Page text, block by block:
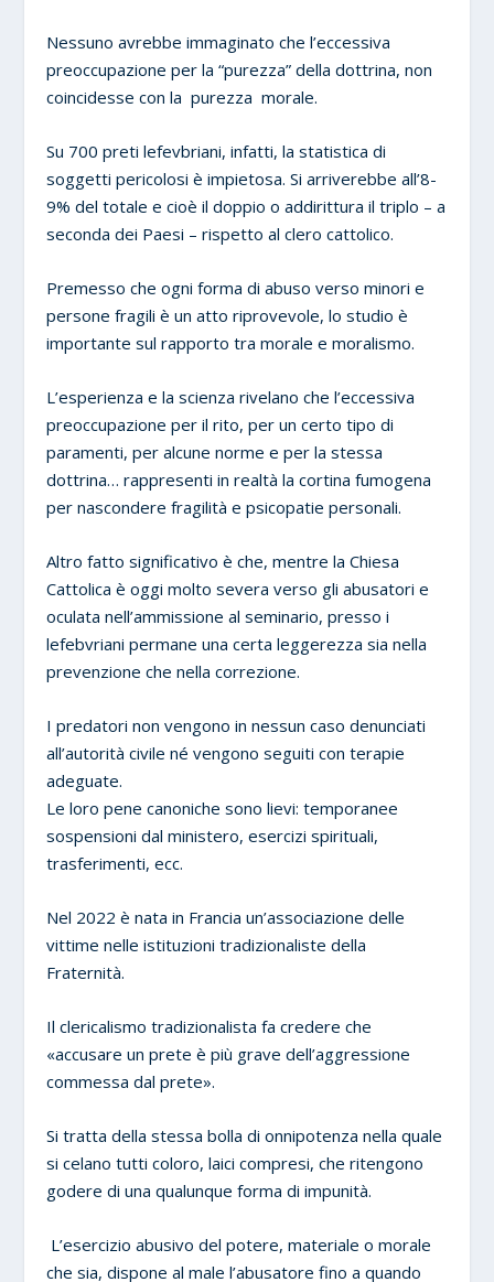
Nessuno avrebbe immaginato che l’eccessiva
preoccupazione per la “purezza” della dottrina, non
coincidesse con la purezza morale.
Su 700 preti lefevbriani, infatti, la statistica di
soggetti pericolosi è impietosa. Si arriverebbe all’8-
9% del totale e cioè il doppio o addirittura il triplo – a
seconda dei Paesi – rispetto al clero cattolico.
Premesso che ogni forma di abuso verso minori e
persone fragili è un atto riprovevole, lo studio è
importante sul rapporto tra morale e moralismo.
L’esperienza e la scienza rivelano che l’eccessiva
preoccupazione per il rito, per un certo tipo di
paramenti, per alcune norme e per la stessa
dottrina… rappresenti in realtà la cortina fumogena
per nascondere fragilità e psicopatie personali.
Altro fatto significativo è che, mentre la Chiesa
Cattolica è oggi molto severa verso gli abusatori e
oculata nell’ammissione al seminario, presso i
lefebvriani permane una certa leggerezza sia nella
prevenzione che nella correzione.
I predatori non vengono in nessun caso denunciati
all’autorità civile né vengono seguiti con terapie
adeguate.
Le loro pene canoniche sono lievi: temporanee
sospensioni dal ministero, esercizi spirituali,
trasferimenti, ecc.
Nel 2022 è nata in Francia un’associazione delle
vittime nelle istituzioni tradizionaliste della
Fraternità.
Il clericalismo tradizionalista fa credere che
«accusare un prete è più grave dell’aggressione
commessa dal prete».
Si tratta della stessa bolla di onnipotenza nella quale
si celano tutti coloro, laici compresi, che ritengono
godere di una qualunque forma di impunità.
L’esercizio abusivo del potere, materiale o morale
che sia, dispone al male l’abusatore fino a quando